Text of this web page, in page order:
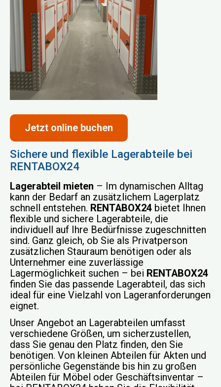
Jetzt online buchen
Sichere und flexible Lagerabteile bei
RENTABOX24
Lagerabteil mieten – Im dynamischen Alltag
kann der Bedarf an zusätzlichem Lagerplatz
schnell entstehen. RENTABOX24bietet Ihnen
flexible und sichere Lagerabteile, die
individuell auf Ihre Bedürfnisse zugeschnitten
sind. Ganz gleich, ob Sie als Privatperson
zusätzlichen Stauraum benötigen oder als
Unternehmer eine zuverlässige
Lagermöglichkeit suchen – bei RENTABOX24
finden Sie das passende Lagerabteil, das sich
ideal für eine Vielzahl von Lageranforderungen
eignet.
Unser Angebot an Lagerabteilen umfasst
verschiedene Größen, um sicherzustellen,
dass Sie genau den Platz finden, den Sie
benötigen. Von kleinen Abteilen für Akten und
persönliche Gegenstände bis hin zu großen
Abteilen für Möbel oder Geschäftsinventar –